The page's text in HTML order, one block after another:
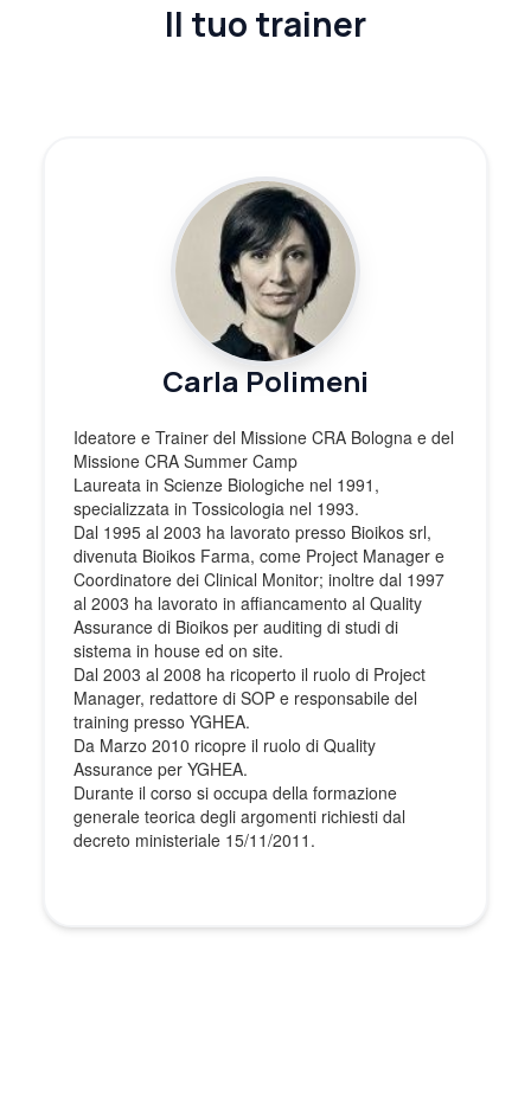
Il tuo trainer
Carla Polimeni
Ideatore e Trainer del Missione CRA Bologna e del
Missione CRA Summer Camp
Laureata in Scienze Biologiche nel 1991,
specializzata in Tossicologia nel 1993.
Dal 1995 al 2003 ha lavorato presso Bioikos srl,
divenuta Bioikos Farma, come Project Manager e
Coordinatore dei Clinical Monitor; inoltre dal 1997
al 2003 ha lavorato in affiancamento al Quality
Assurance di Bioikos per auditing di studi di
sistema in house ed on site.
Dal 2003 al 2008 ha ricoperto il ruolo di Project
Manager, redattore di SOP e responsabile del
training presso YGHEA.
Da Marzo 2010 ricopre il ruolo di Quality
Assurance per YGHEA.
Durante il corso si occupa della formazione
generale teorica degli argomenti richiesti dal
decreto ministeriale 15/11/2011.